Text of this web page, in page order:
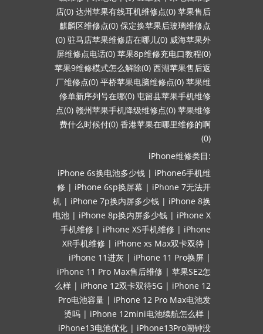
店(0) 达州苹果有线耳机维修点(0) 苹果售后
麒麟区维修点(0) 保定换苹果后玻璃维修点
(0) 驻马店苹果维修店在哪儿(0) 威海苹果外
屏维修点电话(0) 苹果8p维修充电口教程(0)
苹果9维修模式怎么解除(0) 西湖苹果售后返
厂维修点(0) 平桥苹果电脑维修点(0) 苹果维
修单新序列号在哪(0) 屯留县苹果手机维修
点(0) 赣州苹果手机降级维修点(0) 苹果维修
费什么时候付(0) 香港苹果在哪里维修的啊
(0)
iPhone维修类目:
iPhone 6s换电池多少钱 | iPhone6手机维
修 | iPhone 6sp换屏幕 | iPhone 7无法开
机 | iPhone 7p换内屏多少钱 | iPhone 8换
电池 | iPhone 8p换内屏多少钱 | iPhone X
手机维修 | iPhone XS手机维修 | iPhone
XR手机维修 | iPhone xs Max双卡双待 |
iPhone 11进灰 | iPhone 11 Pro换屏 |
iPhone 11 Pro Max售后维修 | 苹果SE2怎
么样 | iPhone 12双卡双待5G | iPhone 12
Pro电池容量 | iPhone 12 Pro Max电池发
烫吗 | iPhone 12mini电池续航怎么样 |
iPhone13电池优化 | iPhone13Pro闹钟没